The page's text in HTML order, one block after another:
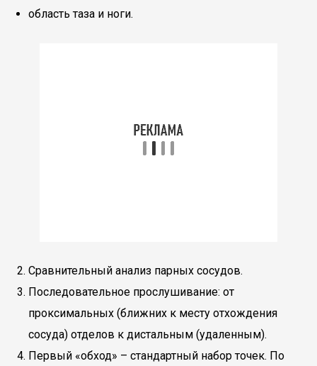
область таза и ноги.
Сравнительный анализ парных сосудов.
Последовательное прослушивание: от
проксимальных (ближних к месту отхождения
сосуда) отделов к дистальным (удаленным).
Первый «обход» – стандартный набор точек. По